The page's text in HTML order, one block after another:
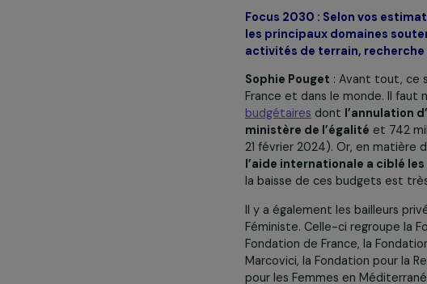
une
Focus 2030 : Selon vos
les principaux
activités de terrain,
Sophie Pouget: Avant
France et dans le
budgétairesdont
ministère de l’égalitéet